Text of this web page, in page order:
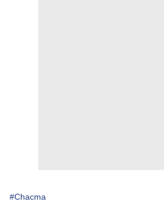
#Chacma